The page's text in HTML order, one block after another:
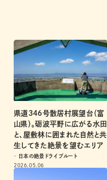
県道346号散居村展望台（富
山県）。砺波平野に広がる水田
と、屋敷林に囲まれた自然と共
生してきた絶景を望むエリア
日本の絶景ドライブルート
2026.05.06